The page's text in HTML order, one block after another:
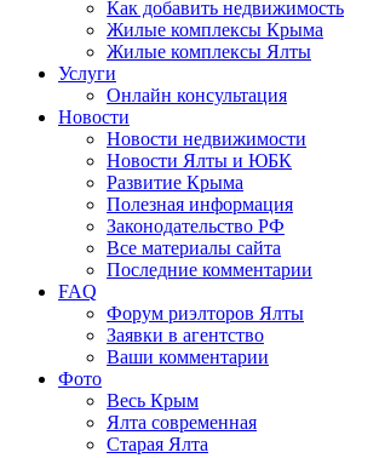
Как добавить недвижимость
Жилые комплексы Крыма
Жилые комплексы Ялты
Услуги
Онлайн консультация
Новости
Новости недвижимости
Новости Ялты и ЮБК
Развитие Крыма
Полезная информация
Законодательство РФ
Все материалы сайта
Последние комментарии
FAQ
Форум риэлторов Ялты
Заявки в агентство
Ваши комментарии
Фото
Весь Крым
Ялта современная
Старая Ялта